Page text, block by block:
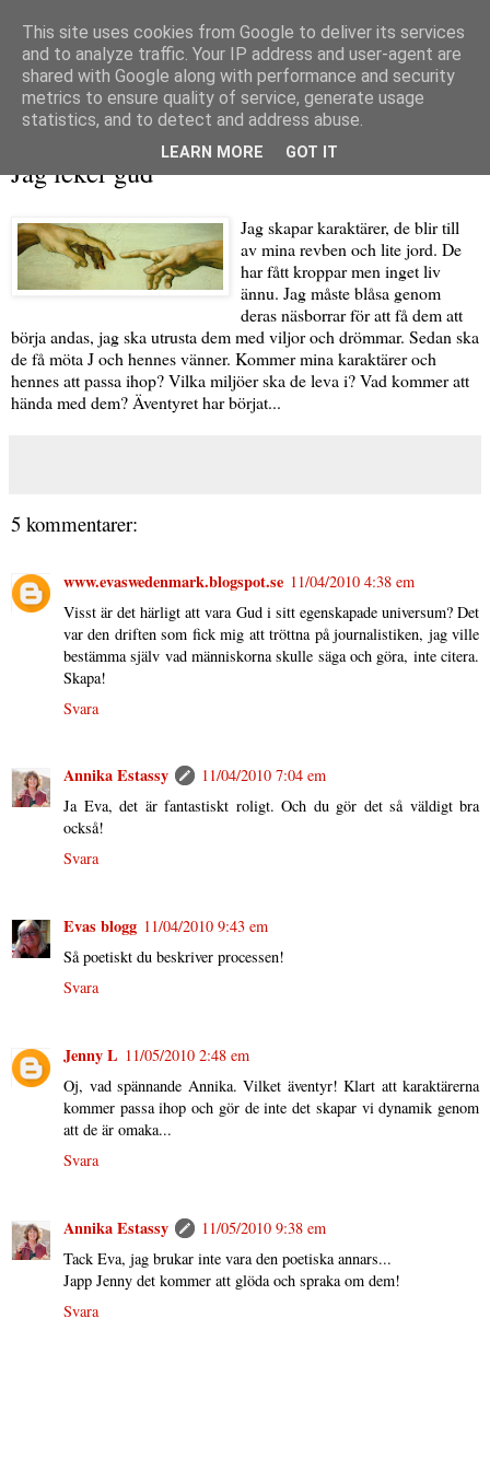
Jag leker gud
Jag skapar karaktärer, de blir till
av mina revben och lite jord. De
har fått kroppar men inget liv
ännu. Jag måste blåsa genom
deras näsborrar för att få dem att
börja andas, jag ska utrusta dem med viljor och drömmar. Sedan ska
de få möta J och hennes vänner. Kommer mina karaktärer och
hennes att passa ihop? Vilka miljöer ska de leva i? Vad kommer att
hända med dem? Äventyret har börjat...
5 kommentarer:
www.evaswedenmark.blogspot.se 11/04/2010 4:38 em
Visst är det härligt att vara Gud i sitt egenskapade universum? Det
var den driften som fick mig att tröttna på journalistiken, jag ville
bestämma själv vad människorna skulle säga och göra, inte citera.
Skapa!
Svara
Annika Estassy
11/04/2010 7:04 em
Ja Eva, det är fantastiskt roligt. Och du gör det så väldigt bra
också!
Svara
Evas blogg 11/04/2010 9:43 em
Så poetiskt du beskriver processen!
Svara
Jenny L 11/05/2010 2:48 em
Oj, vad spännande Annika. Vilket äventyr! Klart att karaktärerna
kommer passa ihop och gör de inte det skapar vi dynamik genom
att de är omaka...
Svara
Annika Estassy
11/05/2010 9:38 em
Tack Eva, jag brukar inte vara den poetiska annars...
Japp Jenny det kommer att glöda och spraka om dem!
Svara
This site uses cookies from Google to deliver its services
and to analyze traffic. Your IP address and user-agent are
shared with Google along with performance and security
metrics to ensure quality of service, generate usage
statistics, and to detect and address abuse.
LEARN MORE GOT IT